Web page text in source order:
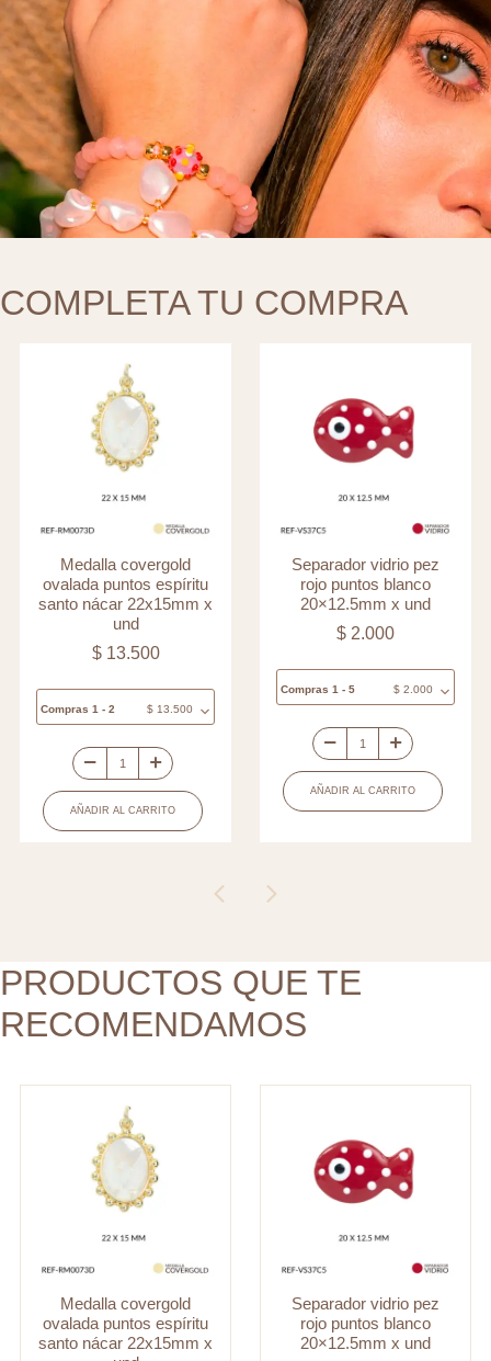
COMPLETA TU COMPRA
Medalla covergold
ovalada puntos espíritu
santo nácar 22x15mm x
und
$13.500
Compras 1 - 2 $13.500
Medalla
covergold
ovalada
22x15mm
x
und
AÑADIR AL CARRITO
Separador vidrio pez
rojo puntos blanco
20×12.5mm x und
$ 2.000
Compras 1 - 5 $2.000
Separador
vidrio
pez
und
AÑADIR AL CARRITO
PRODUCTOS QUE TE
RECOMENDAMOS
Medalla covergold
ovalada puntos espíritu
santo nácar 22x15mm x
Separador vidrio pez
rojo puntos blanco
20×12.5mm x und